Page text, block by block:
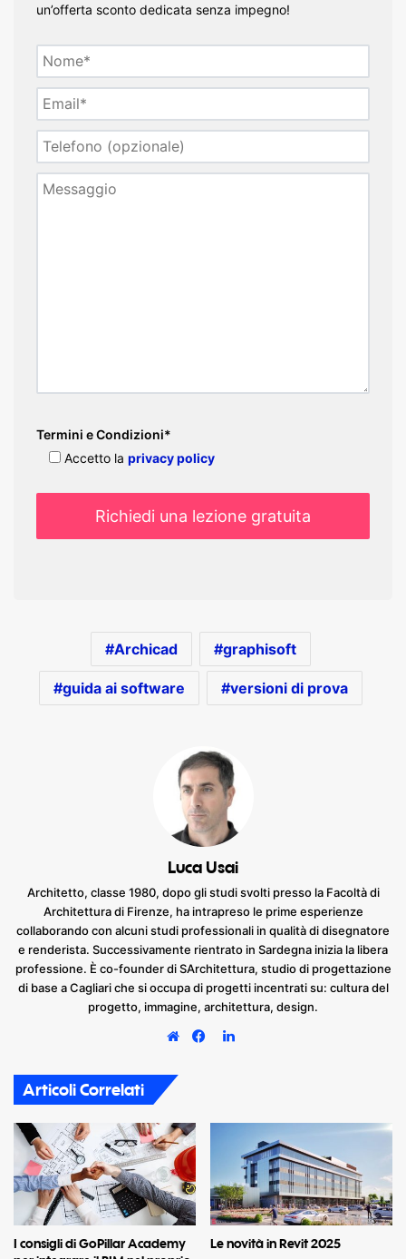
un’offerta sconto dedicata senza impegno!
Termini e Condizioni*
Accetto la privacy policy
Archicad graphisoft
guida ai software versioni di prova
Luca Usai
Architetto, classe 1980, dopo gli studi svolti presso la Facoltà di
Architettura di Firenze, ha intrapreso le prime esperienze
collaborando con alcuni studi professionali in qualità di disegnatore
e renderista. Successivamente rientrato in Sardegna inizia la libera
professione. È co-founder di SArchitettura, studio di progettazione
di base a Cagliari che si occupa di progetti incentrati su: cultura del
progetto, immagine, architettura, design.
LinkedIn
Articoli Correlati
I consigli di GoPillar Academy
Le novità in Revit 2025